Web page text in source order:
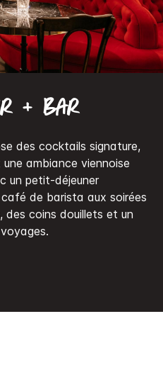
+ Bar
des cocktails signature,
ambiance viennoise
un petit-déjeuner
de barista aux soirées
des coins douillets et un